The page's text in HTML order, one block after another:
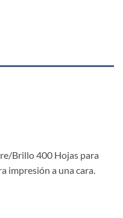
Brillo 400 Hojas para
impresión a una cara.